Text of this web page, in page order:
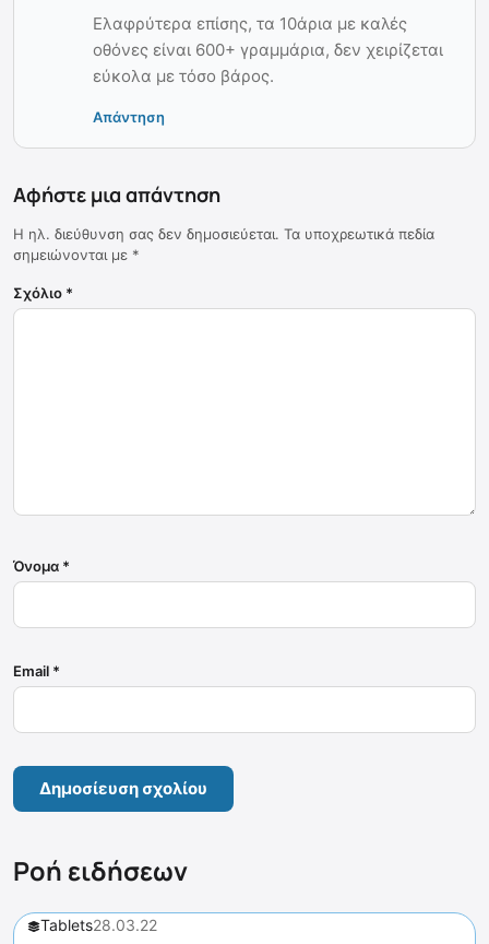
Ελαφρύτερα επίσης, τα 10άρια με καλές
οθόνες είναι 600+ γραμμάρια, δεν χειρίζεται
εύκολα με τόσο βάρος.
Απάντηση
Αφήστε μια απάντηση
Η ηλ. διεύθυνση σας δεν δημοσιεύεται. Τα υποχρεωτικά πεδία
σημειώνονται με *
Σχόλιο *
Όνομα *
Email *
Ροή ειδήσεων
Tablets28.03.22